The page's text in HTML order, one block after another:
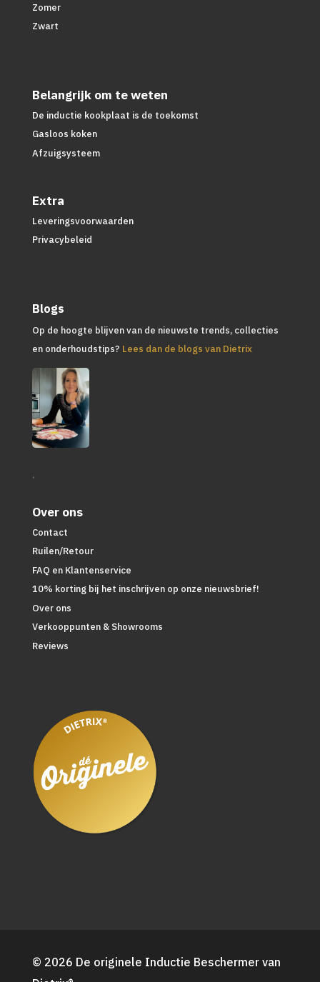
Zomer
Zwart
Belangrijk om te weten
De inductie kookplaat is de toekomst
Gasloos koken
Afzuigsysteem
Extra
Leveringsvoorwaarden
Privacybeleid
Blogs
Op de hoogte blijven van de nieuwste trends, collecties
en onderhoudstips? Lees dan de blogs van Dietrix
.
Over ons
Contact
Ruilen/Retour
FAQ en Klantenservice
10% korting bij het inschrijven op onze nieuwsbrief!
Over ons
Verkooppunten & Showrooms
Reviews
© 2026 De originele Inductie Beschermer van